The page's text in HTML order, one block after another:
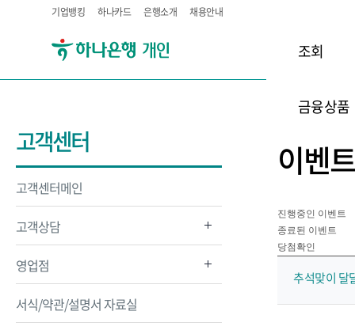
기업뱅킹 하나카드 은행소개 채용안내
조회
금융상품
고객센터
고객센터메인
고객상담
영업점
서식/약관/설명서 자료실
이벤트
진행중인 이벤트
종료된 이벤트
당첨확인
추석맞이 달